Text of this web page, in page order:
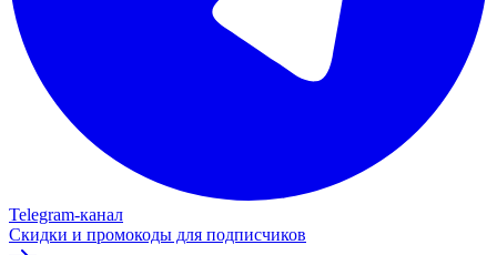
Telegram‑канал
Скидки и промокоды для подписчиков